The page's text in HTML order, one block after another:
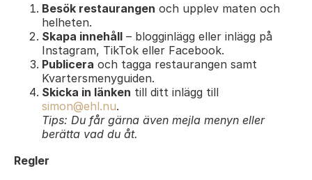
Besök restaurangen och upplev maten och
helheten.
Skapa innehåll – blogginlägg eller inlägg på
Instagram, TikTok eller Facebook.
Publicera och tagga restaurangen samt
Kvartersmenyguiden.
Skicka in länken till ditt inlägg till
simon@ehl.nu.
Tips: Du får gärna även mejla menyn eller
berätta vad du åt.
Regler